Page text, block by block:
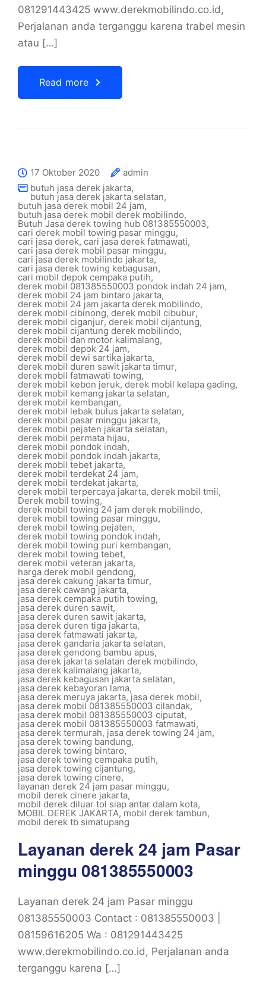
081291443425 www.derekmobilindo.co.id,
Perjalanan anda terganggu karena trabel mesin
atau […]
Read more
17 Oktober 2020
admin
butuh jasa derek jakarta,
butuh jasa derek jakarta selatan,
butuh jasa derek mobil 24 jam,
butuh jasa derek mobil derek mobilindo,
Butuh Jasa derek towing hub 081385550003,
cari derek mobil towing pasar minggu,
cari jasa derek, cari jasa derek fatmawati,
cari jasa derek mobil pasar minggu,
cari jasa derek mobilindo jakarta,
cari jasa derek towing kebagusan,
cari mobil depok cempaka putih,
derek mobil 081385550003 pondok indah 24 jam,
derek mobil 24 jam bintaro jakarta,
derek mobil 24 jam jakarta derek mobilindo,
derek mobil cibinong, derek mobil cibubur,
derek mobil ciganjur,derek mobil cijantung,
derek mobil cijantung derek mobilindo,
derek mobil dan motor kalimalang,
derek mobil depok 24 jam,
derek mobil dewi sartika jakarta,
derek mobil duren sawit jakarta timur,
derek mobil fatmawati towing,
derek mobil kebon jeruk, derek mobil kelapa gading,
derek mobil kemang jakarta selatan,
derek mobil kembangan,
derek mobil lebak bulus jakarta selatan,
derek mobil pasar minggu jakarta,
derek mobil pejaten jakarta selatan,
derek mobil permata hijau,
derek mobil pondok indah,
derek mobil pondok indah jakarta,
derek mobil tebet jakarta,
derek mobil terdekat 24 jam,
derek mobil terdekat jakarta,
derek mobil terpercaya jakarta, derek mobil tmii,
Derek mobil towing,
derek mobil towing 24 jam derek mobilindo,
derek mobil towing pasar minggu,
derek mobil towing pejaten,
derek mobil towing pondok indah,
derek mobil towing puri kembangan,
derek mobil towing tebet,
derek mobil veteran jakarta,
harga derek mobil gendong,
jasa derek cakung jakarta timur,
jasa derek cawang jakarta,
jasa derek cempaka putih towing,
jasa derek duren sawit,
jasa derek duren sawit jakarta,
jasa derek duren tiga jakarta,
jasa derek fatmawati jakarta,
jasa derek gandaria jakarta selatan,
jasa derek gendong bambu apus,
jasa derek jakarta selatan derek mobilindo,
jasa derek kalimalang jakarta,
jasa derek kebagusan jakarta selatan,
jasa derek kebayoran lama,
jasa derek meruya jakarta,jasa derek mobil,
jasa derek mobil 081385550003 cilandak,
jasa derek mobil 081385550003 ciputat,
jasa derek mobil 081385550003 fatmawati,
jasa derek termurah, jasa derek towing 24 jam,
jasa derek towing bandung,
jasa derek towing bintaro,
jasa derek towing cempaka putih,
jasa derek towing cijantung,
jasa derek towing cinere,
layanan derek 24 jam pasar minggu,
mobil derek cinere jakarta,
mobil derek diluar tol siap antar dalam kota,
MOBIL DEREK JAKARTA,mobil derek tambun,
mobil derek tb simatupang
Layanan derek 24 jam Pasar
minggu 081385550003
Layanan derek 24 jam Pasar minggu
081385550003 Contact : 081385550003 |
08159616205 Wa : 081291443425
www.derekmobilindo.co.id, Perjalanan anda
terganggu karena […]